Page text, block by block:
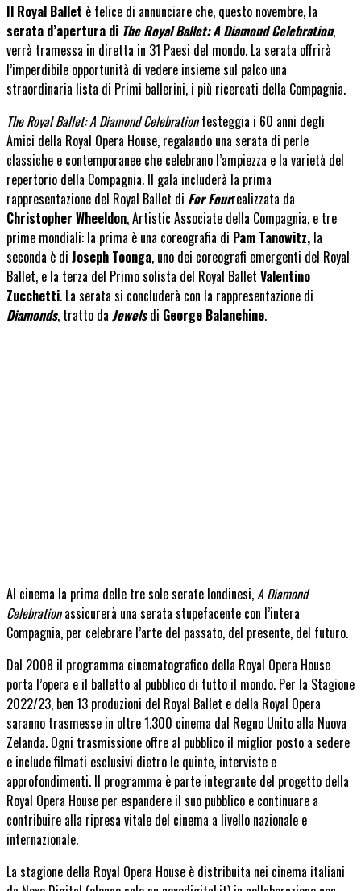
Il Royal Ballet è felice di annunciare che, questo novembre, la
serata d’apertura di The Royal Ballet: A Diamond Celebration,
verrà tramessa in diretta in 31 Paesi del mondo. La serata offrirà
l’imperdibile opportunità di vedere insieme sul palco una
straordinaria lista di Primi ballerini, i più ricercati della Compagnia.
The Royal Ballet: A Diamond Celebrationfesteggia i 60 anni degli
Amici della Royal Opera House, regalando una serata di perle
classiche e contemporanee che celebrano l’ampiezza e la varietà del
repertorio della Compagnia. Il gala includerà la prima
rappresentazione del Royal Ballet di For Fourrealizzata da
Christopher Wheeldon, Artistic Associate della Compagnia, e tre
prime mondiali: la prima è una coreografia di Pam Tanowitz, la
seconda è di Joseph Toonga, uno dei coreografi emergenti del Royal
Ballet, e la terza del Primo solista del Royal Ballet Valentino
Zucchetti. La serata si concluderà con la rappresentazione di
Diamonds, tratto da Jewels di George Balanchine.
Al cinema la prima delle tre sole serate londinesi,A Diamond
Celebrationassicurerà una serata stupefacente con l’intera
Compagnia, per celebrare l’arte del passato, del presente, del futuro.
Dal 2008 il programma cinematografico della Royal Opera House
porta l’opera e il balletto al pubblico di tutto il mondo. Per la Stagione
2022/23, ben 13 produzioni del Royal Ballet e della Royal Opera
saranno trasmesse in oltre 1.300 cinema dal Regno Unito alla Nuova
Zelanda. Ogni trasmissione offre al pubblico il miglior posto a sedere
e include filmati esclusivi dietro le quinte, interviste e
approfondimenti. Il programma è parte integrante del progetto della
Royal Opera House per espandere il suo pubblico e continuare a
contribuire alla ripresa vitale del cinema a livello nazionale e
internazionale.
La stagione della Royal Opera House è distribuita nei cinema italiani